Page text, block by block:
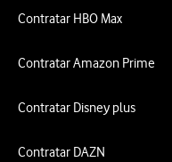
Contratar HBO Max
Contratar Amazon Prime
Contratar Disney plus
Contratar DAZN